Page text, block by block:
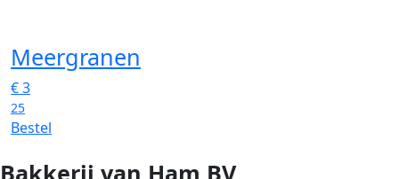
Meergranen
€3
25
Bestel
Bakkerij van Ham BV